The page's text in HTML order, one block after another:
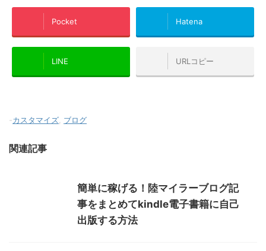
Pocket Hatena
LINE URLコピー
-カスタマイズ ブログ
関連記事
簡単に稼げる！陸マイラーブログ記
事をまとめてkindle電子書籍に自己
出版する方法